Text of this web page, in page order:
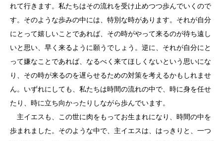
れて行きます。私たちはその流れを受け止めつつ歩んでいくので
す。そのような歩みの中には、特別な時があります。それが自分
にとって嬉しいことであれば、その時がやって来るのが待ち遠し
いと思い、早く来るように願うでしょう。逆に、それが自分にと
って嫌なことであれば、なるべく来てほしくないという思いにな
り、その時が来るのを遅らせるための対策を考えるかもしれませ
ん。いずれにしても、私たちは時間の流れの中で、時に身を任せ
たり、時に立ち向かったりしながら歩んでいます。
主イエスも、この世に肉をもってお生まれになり、時間の中を
歩まれました。そのような中で、主イエスは、はっきりと、一つ